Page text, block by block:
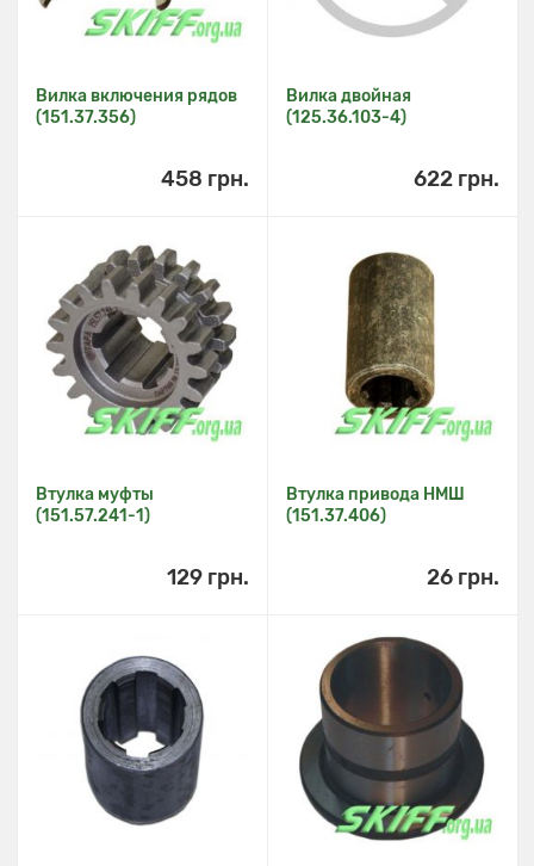
Вилка включения рядов
(151.37.356)
458 грн.
Вилка двойная
(125.36.103-4)
622 грн.
Втулка муфты
(151.57.241-1)
129 грн.
Втулка привода НМШ
(151.37.406)
26 грн.